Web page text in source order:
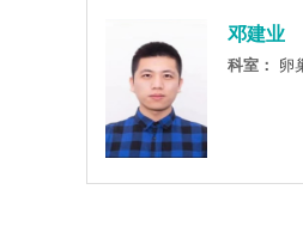
邓建业
科室： 卵